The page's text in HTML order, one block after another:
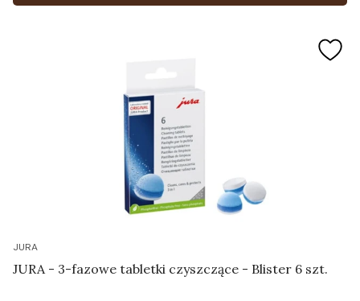
JURA
JURA - 3-fazowe tabletki czyszczące - Blister 6 szt.